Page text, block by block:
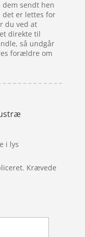
dem sendt hen
er lettes for
du ved at
direkte til
så undgår
forældre om
i lys
Krævede